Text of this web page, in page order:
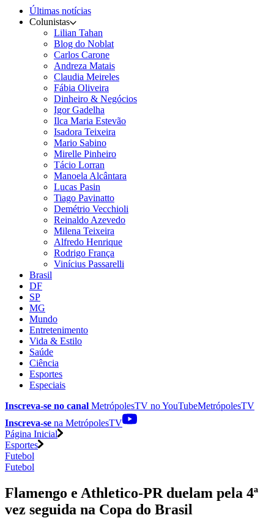
Últimas notícias
Colunistas
Lilian Tahan
Blog do Noblat
Carlos Carone
Andreza Matais
Claudia Meireles
Fábia Oliveira
Dinheiro & Negócios
Igor Gadelha
Ilca Maria Estevão
Isadora Teixeira
Mario Sabino
Mirelle Pinheiro
Tácio Lorran
Manoela Alcântara
Lucas Pasin
Tiago Pavinatto
Demétrio Vecchioli
Reinaldo Azevedo
Milena Teixeira
Alfredo Henrique
Rodrigo França
Vinícius Passarelli
Brasil
DF
SP
MG
Mundo
Entretenimento
Vida & Estilo
Saúde
Ciência
Esportes
Especiais
Inscreva-se no canal MetrópolesTV noYouTubeMetrópolesTV
Inscreva-se na MetrópolesTV
Página Inicial
Esportes
Futebol
Futebol
Flamengo e Athletico-PR duelam pela 4ª
vez seguida na Copa do Brasil